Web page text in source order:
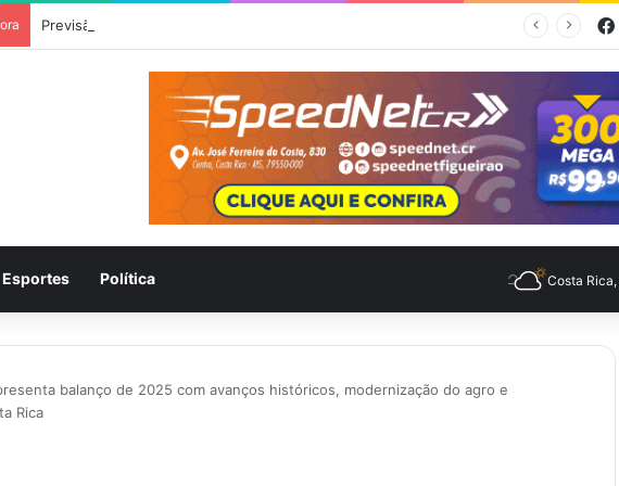
Previsão do Tempo para Costa Rica nesta quinta-feira (6)
Esportes Política Costa Rica,
balanço de 2025 com avanços históricos, modernização do agro e
Rica